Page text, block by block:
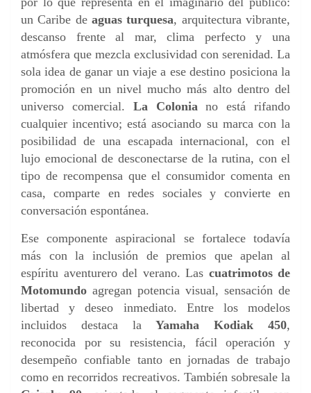
un Caribe de aguas turquesa, arquitectura vibrante,
descanso frente al mar, clima perfecto y una
atmósfera que mezcla exclusividad con serenidad. La
sola idea de ganar un viaje a ese destino posiciona la
promoción en un nivel mucho más alto dentro del
universo comercial. La Coloniano está rifando
cualquier incentivo; está asociando su marca con la
posibilidad de una escapada internacional, con el
lujo emocional de desconectarse de la rutina, con el
tipo de recompensa que el consumidor comenta en
casa, comparte en redes sociales y convierte en
conversación espontánea.
Ese componente aspiracional se fortalece todavía
más con la inclusión de premios que apelan al
espíritu aventurero del verano. Las cuatrimotos de
Motomundo agregan potencia visual, sensación de
libertad y deseo inmediato. Entre los modelos
incluidos destaca laYamaha Kodiak 450,
reconocida por su resistencia, fácil operación y
desempeño confiable tanto en jornadas de trabajo
como en recorridos recreativos. También sobresale la